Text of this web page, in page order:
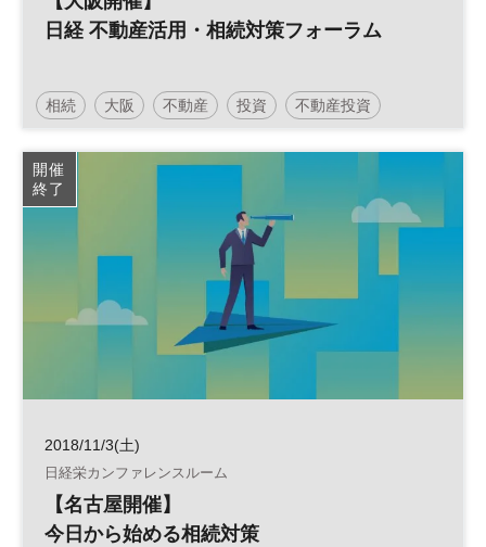
日経 不動産活用・相続対策フォーラム
相続 大阪 不動産 投資 不動産投資
不動産活用 土地活用 民泊
空家
開催
終了
2018/11/3(土)
日経栄カンファレンスルーム
【名古屋開催】
今日から始める相続対策